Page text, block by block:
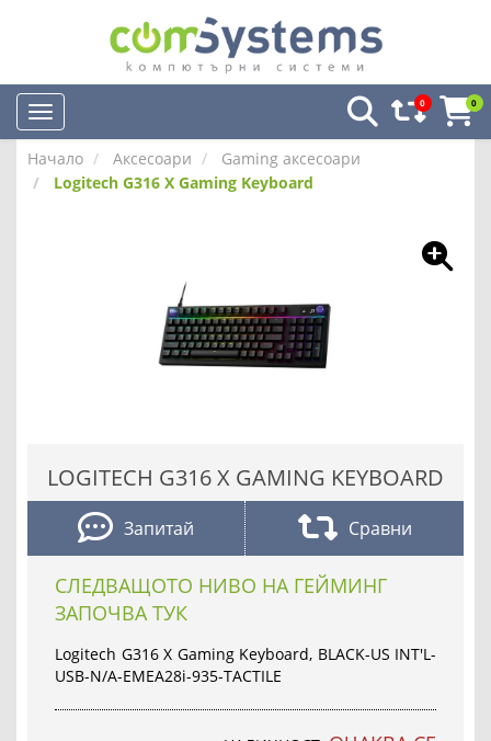
0 0
Начало Аксесоари
Gaming аксесоари
Logitech G316 X Gaming Keyboard
LOGITECH G316 X GAMING KEYBOARD
Запитай Сравни
СЛЕДВАЩОТО НИВО НА ГЕЙМИНГ
ЗАПОЧВА ТУК
Logitech G316 X Gaming Keyboard, BLACK-US INT'L-
USB-N/A-EMEA28i-935-TACTILE